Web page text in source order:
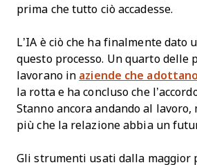
prima che tutto ciò accadesse.
L’IA è ciò che ha finalmente dato
questo processo. Un quarto delle
lavorano in aziende che
la rotta e ha concluso che
Stanno ancora andando al lavoro,
più che la relazione abbia un
Gli strumenti usati dalla maggior